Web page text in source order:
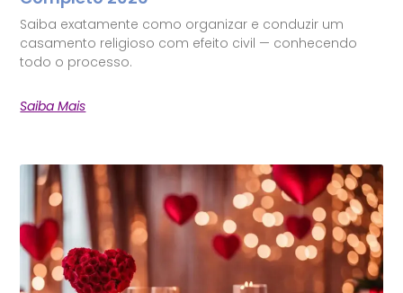
Saiba exatamente como organizar e conduzir um
casamento religioso com efeito civil — conhecendo
todo o processo.
Saiba Mais